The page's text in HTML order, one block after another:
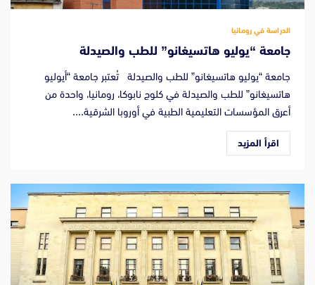
الدراسة في رومانيا
جامعة “يوليو هاتسيغانو” للطب والصيدلة
جامعة “يوليو هاتسيغانو” للطب والصيدلة تُعتبر جامعة “أيوليو
هاتسيغانو” للطب والصيدلة في كلوج نابوكا، رومانيا، واحدة من
أعرق المؤسسات التعليمية الطبية في أوروبا الشرقية....
اقرأ المزيد